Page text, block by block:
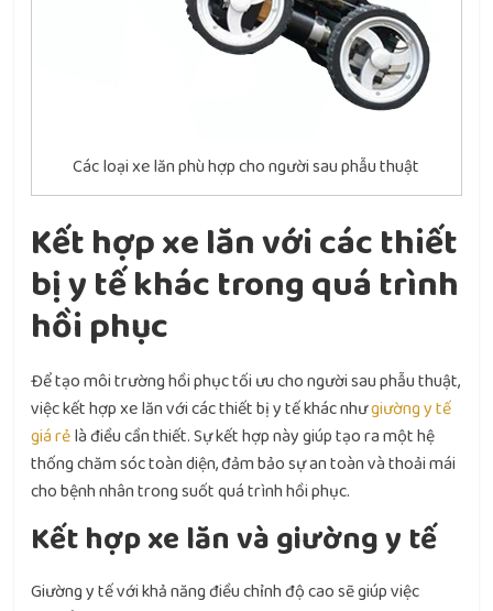
Các loại xe lăn phù hợp cho người sau phẫu thuật
Kết hợp xe lăn với các thiết
bị y tế khác trong quá trình
hồi phục
Để tạo môi trường hồi phục tối ưu cho người sau phẫu thuật,
việc kết hợp xe lăn với các thiết bị y tế khác nhưgiường y tế
giá rẻlà điều cần thiết. Sự kết hợp này giúp tạo ra một hệ
thống chăm sóc toàn diện, đảm bảo sự an toàn và thoải mái
cho bệnh nhân trong suốt quá trình hồi phục.
Kết hợp xe lăn và giường y tế
Giường y tế với khả năng điều chỉnh độ cao sẽ giúp việc